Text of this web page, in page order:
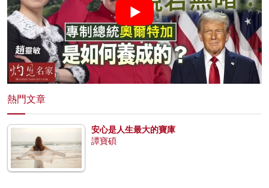
熱門文章
安心是人生最大的寶庫
譚寶碩